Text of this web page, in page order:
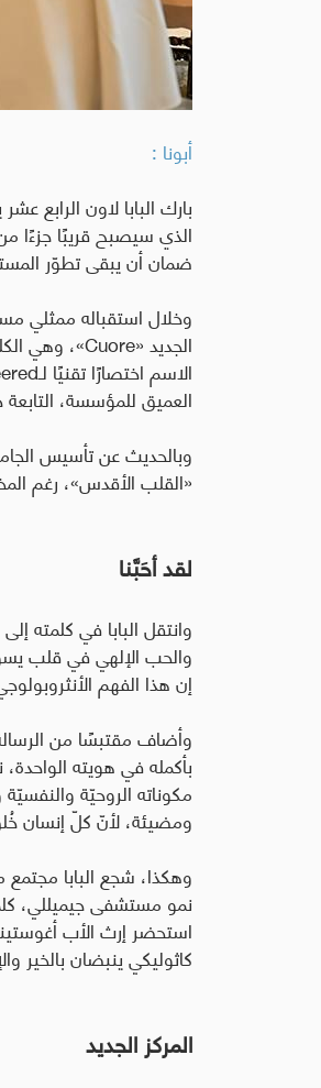
أبونا :
بارك البابا لاون الرابع
الذي سيصبح قريبًا جزءًا
ضمان أن يبقى تطوّر
وخلال استقباله ممثلي
الجديد«Cuore» ، وهي
الاسم اختصارًا تقنيًا لـ
العميق للمؤسسة،
وبالحديث عن تأسيس
«القلب الأقدس»، رغم
لقد أحَبَّنا
وانتقل البابا في كلمته
والحب الإلهي في قلب
إن هذا الفهم
وأضاف مقتبسًا من
بأكمله في هويته
مكوناته الروحيّة
ومضيئة، لأنّ كلّ إنسان
وهكذا، شجع البابا
نمو مستشفى جيميللي،
استحضر إرث الأب
كاثوليكي ينبضان بالخير
المركز الجديد